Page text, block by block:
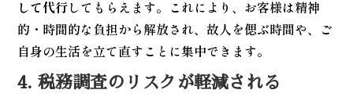
して代行してもらえます。これにより、お客様は精神
的・時間的な負担から解放され、故人を偲ぶ時間や、ご
自身の生活を立て直すことに集中できます。
4. 税務調査のリスクが軽減される